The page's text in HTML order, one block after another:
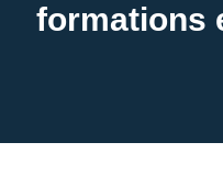
formations